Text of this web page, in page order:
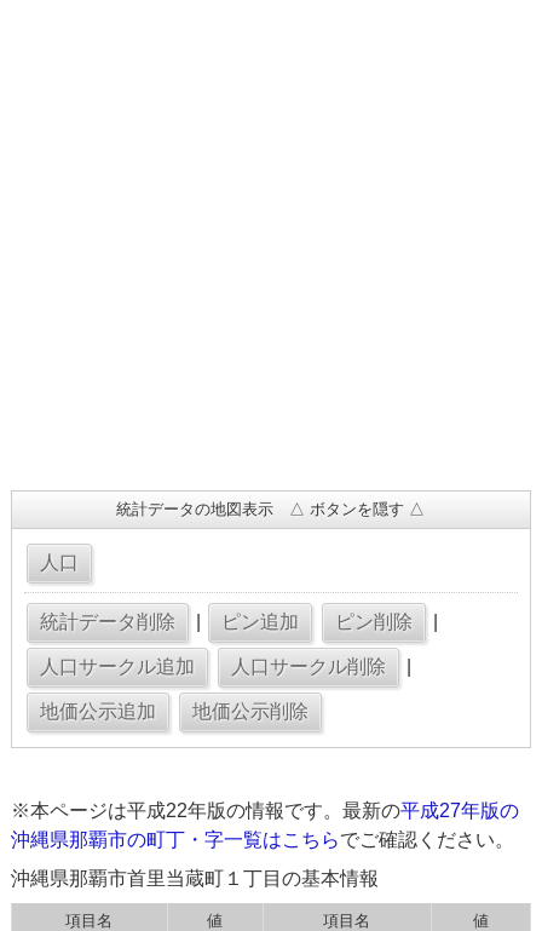
統計データの地図表示 △ ボタンを隠す △
※本ページは平成22年版の情報です。最新の平成27年版の
沖縄県那覇市の町丁・字一覧はこちらでご確認ください。
沖縄県那覇市首里当蔵町１丁目の基本情報
項目名 値 項目名 値